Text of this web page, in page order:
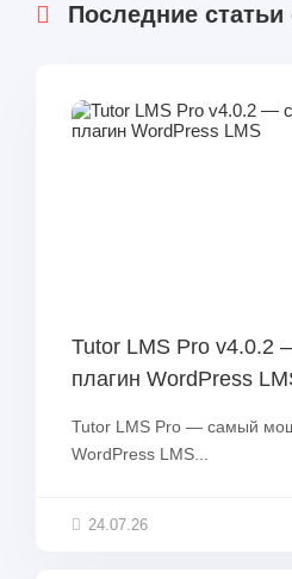
Последние статьи
Tutor LMS Pro
плагин WordPress
Tutor LMS Pro — самый
WordPress LMS...
24.07.26